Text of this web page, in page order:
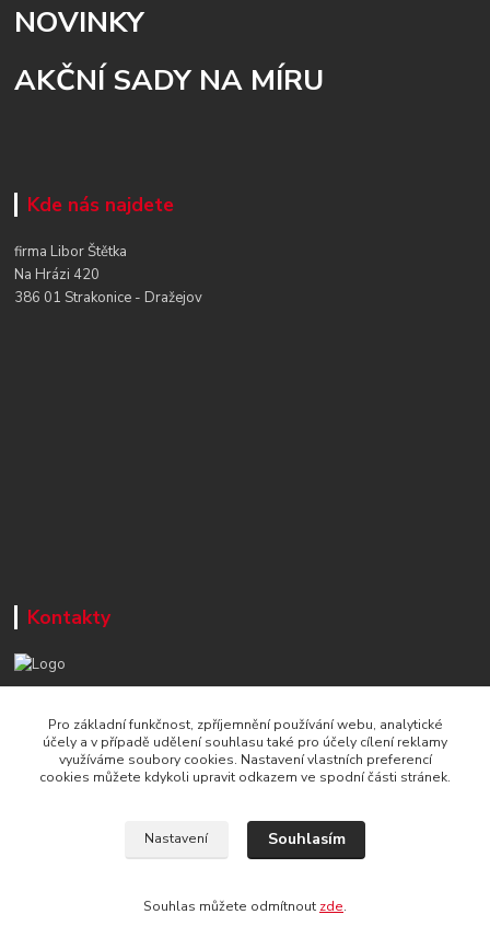
NOVINKY
AKČNÍ SADY NA MÍRU
Kde nás najdete
firma Libor Štětka
Na Hrázi 420
386 01 Strakonice - Dražejov
Kontakty
Po-Čt, 8-16 hod./ Pá 8-13 hod.
info@naradi-stetka.cz
Pro základní funkčnost, zpříjemnění používání webu, analytické
účely a v případě udělení souhlasu také pro účely cílení reklamy
využíváme soubory cookies. Nastavení vlastních preferencí
cookies můžete kdykoli upravit odkazem ve spodní části stránek.
Nastavení Souhlasím
Souhlas můžete odmítnout zde.